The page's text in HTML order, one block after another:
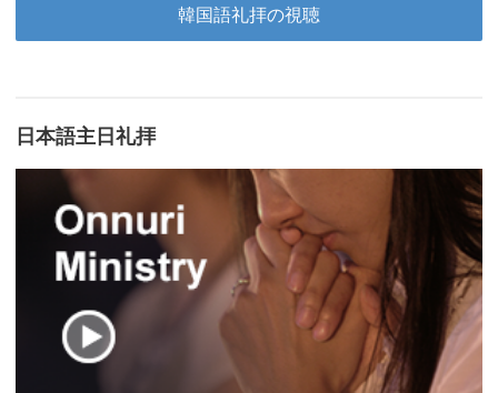
韓国語礼拝の視聴
日本語主日礼拝